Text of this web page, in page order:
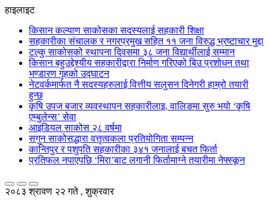
हाइलाइट
किसान कल्याण साकोसका सदस्यलाई सहकारी शिक्षा
सहकारीका संचालक र नगरप्रमुख सहित ११ जना विरुद्ध भ्रष्टाचार मुद्दा
टल्कु साकोसको स्थापना दिवसमा ३८ जना विद्यार्थीलाई सम्मान
किसान बहुउद्देश्यीय सहकारीद्वारा निर्माण गरिएको बिउ प्रशोधन तथा
भण्डारण गृहको उद्घाटन
नेटवर्कमार्फत नै सदस्यहरुलाई वित्तीय सलुसन दिनेगरी हाम्रो तयारी
हुन्छ
कृषि उपज बजार व्यवस्थापन सहकारीलाइ, वालिङमा सुरु भयो ‘कृषि
एम्बुलेन्स’ सेवा
आइडियल साकोस २८ वर्षमा
सगुन साकोसद्धारा वत्तृत्वकला प्रतियोगिता सम्पन्न
कान्तिपुर र पशुपति सहकारीका ३४१ जनालाई बचत फिर्ता
प्रतिफल नपाएपछि ‘मिरा’बाट लगानी फिर्तामाग्ने तयारीमा नेफ्स्कून
२०८३ श्रावण २२ गते , शुक्रवार